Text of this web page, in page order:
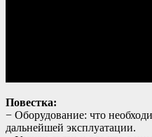
Повестка:
− Оборудование: что
дальнейшей эксплуатации.